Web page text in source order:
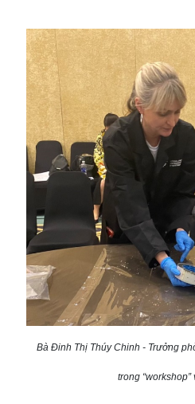
Bà Đinh Thị Thúy Chinh - Trưởng
trong